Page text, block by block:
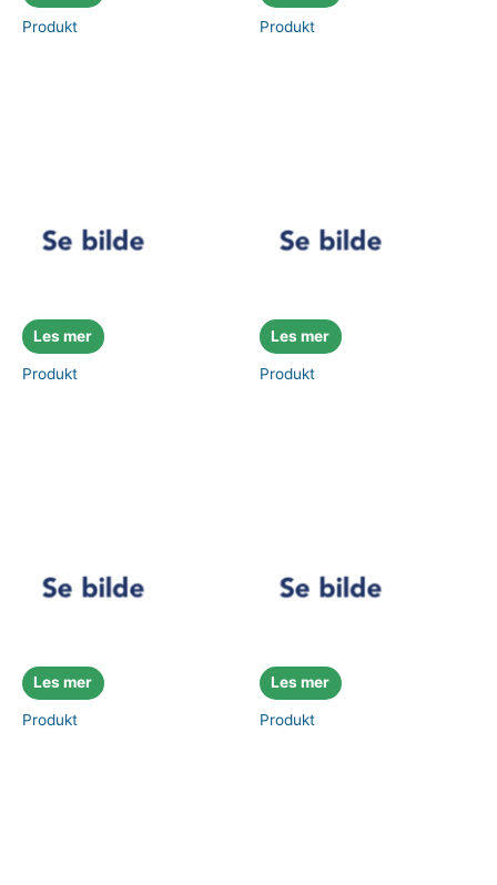
Produkt Produkt
Les mer
Produkt
Les mer
Produkt
Les mer
Produkt
Les mer
Produkt